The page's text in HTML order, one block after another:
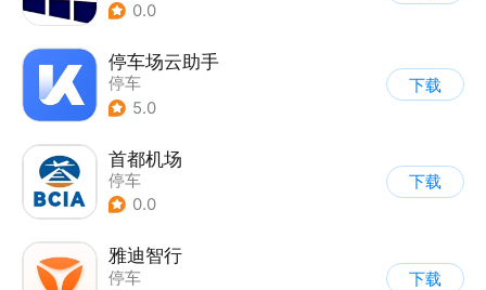
0.0
停车场云助手
停车
5.0
下载
首都机场
停车
0.0
下载
雅迪智行
停车
下载